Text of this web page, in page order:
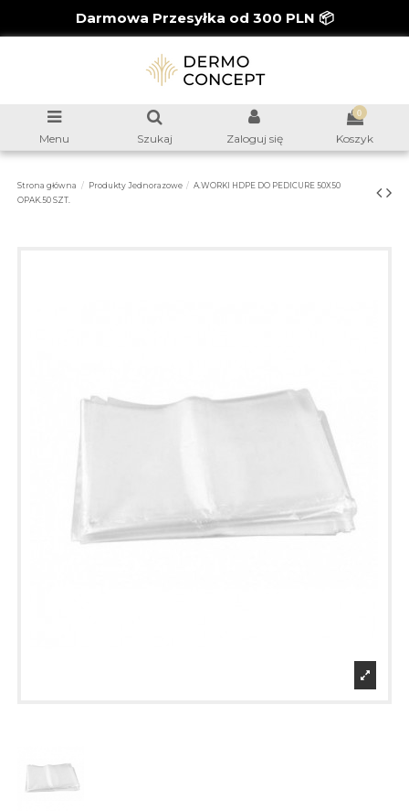
Darmowa Przesyłka od 300 PLN 📦
Menu Szukaj Zaloguj się
0
Koszyk
Strona główna Produkty Jednorazowe
A.WORKI HDPE DO PEDICURE 50X50
OPAK.50 SZT.